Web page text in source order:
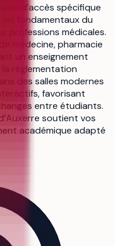
d’accès spécifique
fondamentaux du
professions médicales.
médecine, pharmacie
un enseignement
réglementation
des salles modernes
favorisant
entre étudiants.
soutient vos
académique adapté